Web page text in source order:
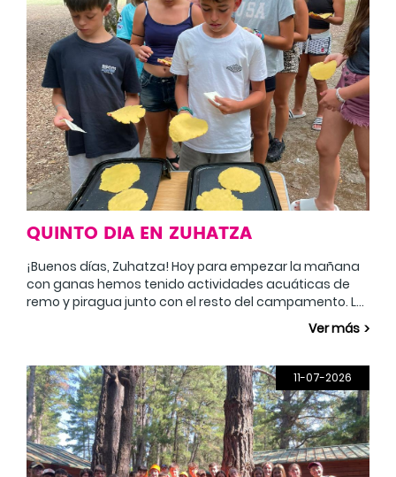
bonitos.
QUINTO DIA EN ZUHATZA
¡Buenos días, Zuhatza! Hoy para empezar la mañana
con ganas hemos tenido actividades acuáticas de
remo y piragua junto con el resto del campamento. La
otra mitad del grupo ha estado haciendo Talos. Por la
taller de drama para trabajar las emociones. Al
anochecer y después de cenar, hemos estado
buscando a los compositores perdidos de la banda de
música del circo siguiendo los sonidos de sus
instrumentos.
Ver más
11-07-2026